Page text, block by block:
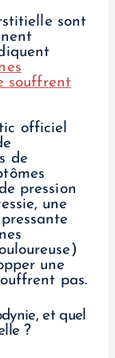
sont
souffrent
officiel
de
pression
une
une
pas.
et quel
?